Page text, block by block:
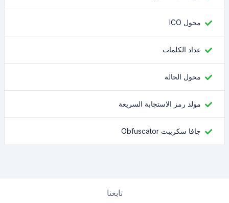
محول ICO
عداد الكلمات
محول الحالة
مولد رمز الاستجابة السريعة
جافا سكريبت Obfuscator
تابعنا